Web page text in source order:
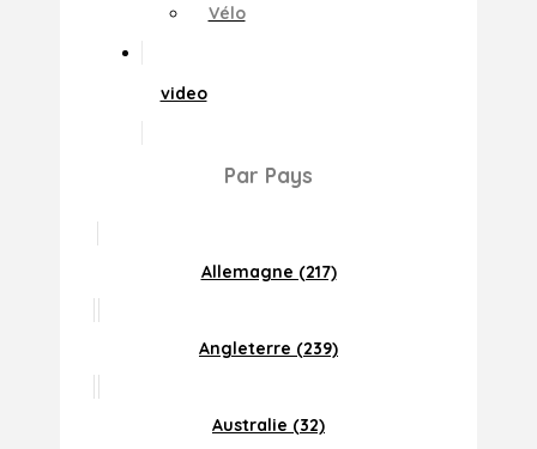
Vélo
video
Par Pays
Allemagne (217)
Angleterre (239)
Australie (32)